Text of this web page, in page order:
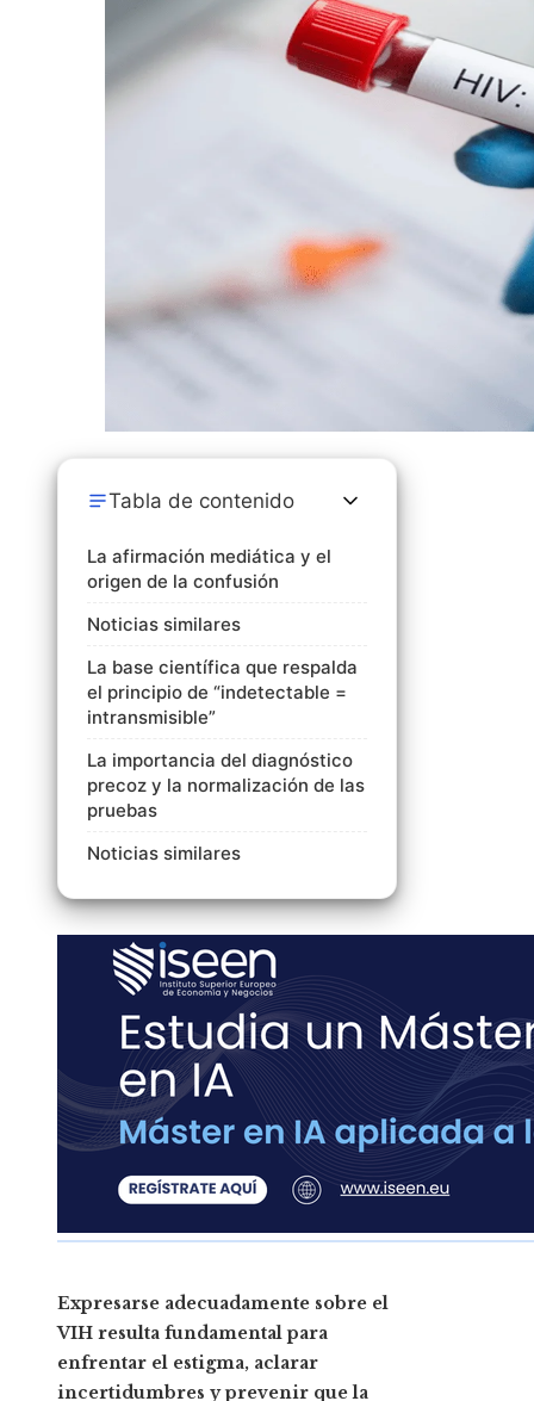
Tabla de contenido
La afirmación mediática y el
origen de la confusión
Noticias similares
La base científica que respalda
el principio de “indetectable =
intransmisible”
La importancia del diagnóstico
precoz y la normalización de las
pruebas
Noticias similares
Expresarse adecuadamente sobre el
VIH resulta fundamental para
enfrentar el estigma, aclarar
incertidumbres y prevenir que la